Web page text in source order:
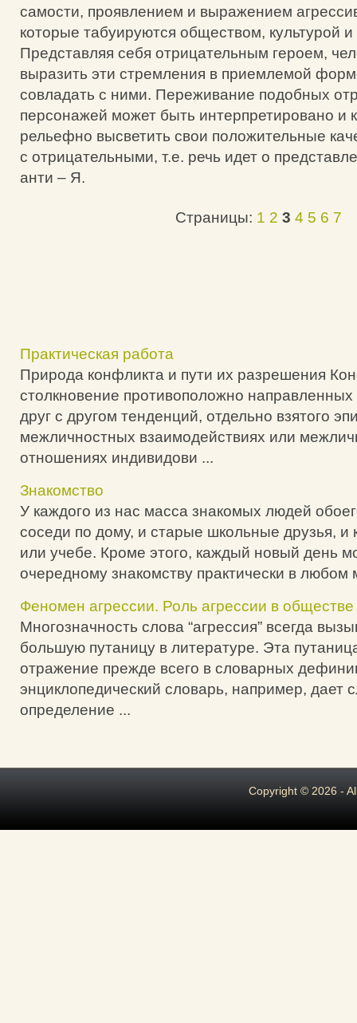
самости, проявлением и выражением
которые табуируются обществом, культурой
Представляя себя отрицательным героем,
выразить эти стремления в приемлемой
совладать с ними. Переживание подобных
персонажей может быть интерпретировано и
рельефно высветить свои положительные
с отрицательными, т.е. речь идет о
анти – Я.
Страницы: 1 2 3 4 5 6 7
Практическая работа
Природа конфликта и пути их разрешения
столкновение противоположно
друг с другом тенденций, отдельно взятого
межличностных взаимодействиях или
отношениях индивидови ...
Знакомство
У каждого из нас масса знакомых людей
соседи по дому, и старые школьные друзья, и
или учебе. Кроме этого, каждый новый день
очередному знакомству практически в любом
Феномен агрессии. Роль агрессии в обществе
Многозначность слова “агрессия” всегда
большую путаницу в литературе. Эта
отражение прежде всего в словарных
энциклопедический словарь, например, дает
определение ...
Copyright © 2026 -